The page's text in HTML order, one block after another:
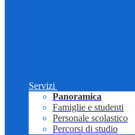
Servizi
Panoramica
Famiglie e studenti
Personale scolastico
Percorsi di studio